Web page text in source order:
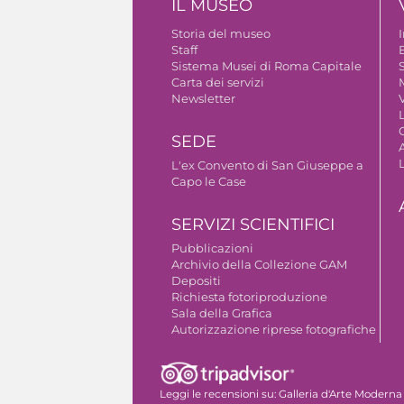
IL MUSEO
Storia del museo
Staff
Sistema Musei di Roma Capitale
Carta dei servizi
Newsletter
SEDE
L'ex Convento di San Giuseppe a
Capo le Case
SERVIZI SCIENTIFICI
Pubblicazioni
Archivio della Collezione GAM
Depositi
Richiesta fotoriproduzione
Sala della Grafica
Autorizzazione riprese fotografiche
Leggi le recensioni su: Galleria d'Arte Moderna